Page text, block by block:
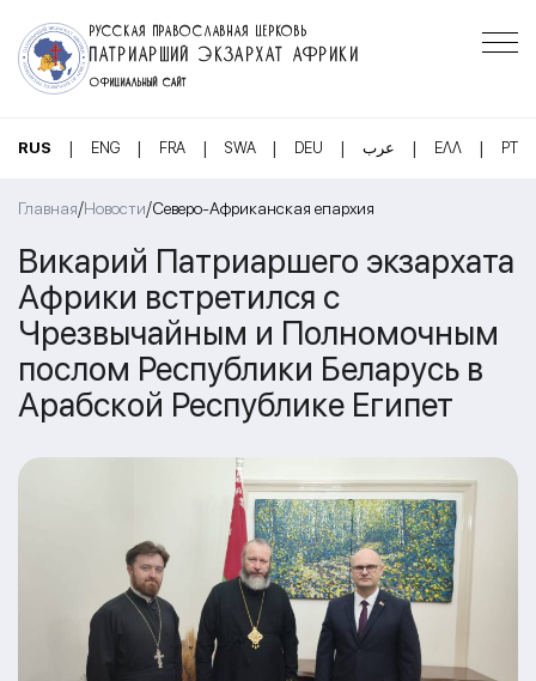
РУССКАЯ ПРАВОСЛАВНАЯ ЦЕРКОВЬ
ПАТРИАРШИЙ ЭКЗАРХАТ АФРИКИ
ОФИЦИАЛЬНЫЙ САЙТ
RUS | ENG | FRA | SWA | DEU | عرب | ΕΛΛ | PT
Главная/Новости/Северо-Африканская епархия
Викарий Патриаршего экзархата
Африки встретился с
Чрезвычайным и Полномочным
послом Республики Беларусь в
Арабской Республике Египет